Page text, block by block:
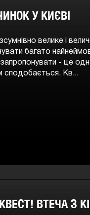
У КИЄВІ
велике і
багато
- це
сподобається. Кв...
ВТЕЧА З